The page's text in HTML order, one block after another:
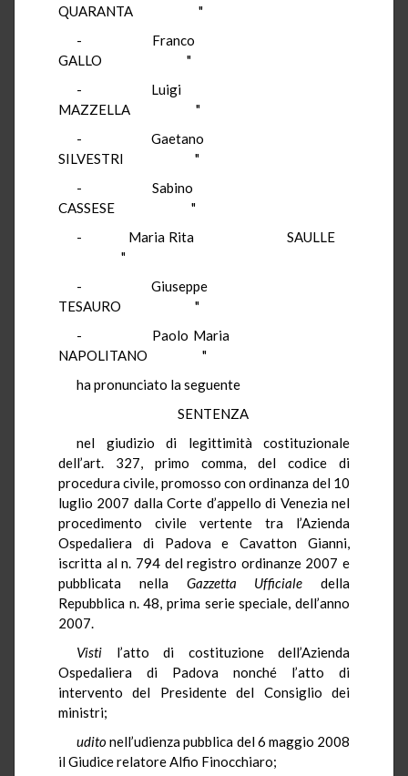
QUARANTA "
- Franco
GALLO "
- Luigi
MAZZELLA "
- Gaetano
SILVESTRI "
- Sabino
CASSESE "
- Maria Rita SAULLE
"
- Giuseppe
TESAURO "
- Paolo Maria
NAPOLITANO "
ha pronunciato la seguente
SENTENZA
nel giudizio di legittimità costituzionale
dell’art. 327, primo comma, del codice di
procedura civile, promosso con ordinanza del 10
luglio 2007 dalla Corte d’appello di Venezia nel
procedimento civile vertente tra l’Azienda
Ospedaliera di Padova e Cavatton Gianni,
iscritta al n. 794 del registro ordinanze 2007 e
pubblicata nella Gazzetta Ufficiale della
Repubblica n. 48, prima serie speciale, dell’anno
2007.
Visti l’atto di costituzione dell’Azienda
Ospedaliera di Padova nonché l’atto di
intervento del Presidente del Consiglio dei
ministri;
uditonell’udienza pubblica del 6 maggio 2008
il Giudice relatore Alfio Finocchiaro;